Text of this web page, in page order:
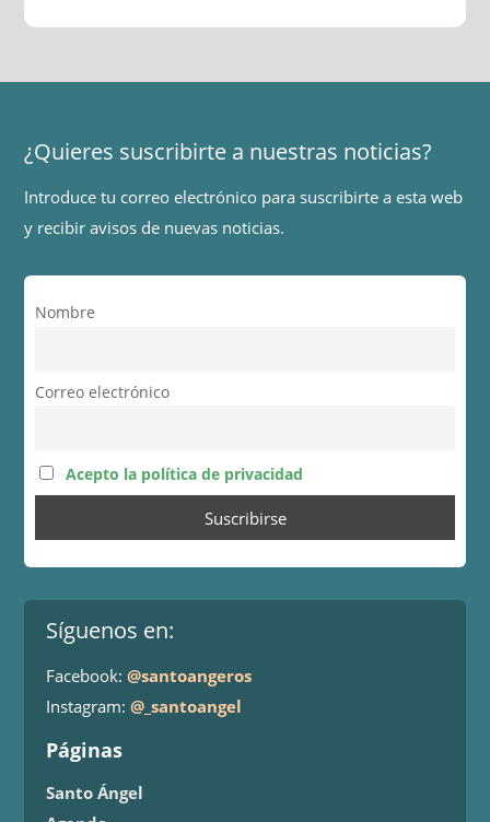
¿Quieres suscribirte a nuestras noticias?
Introduce tu correo electrónico para suscribirte a esta web
y recibir avisos de nuevas noticias.
Nombre
Correo electrónico
Acepto la política de privacidad
Síguenos en:
Facebook:@santoangeros
Instagram:@_santoangel
Páginas
Santo Ángel